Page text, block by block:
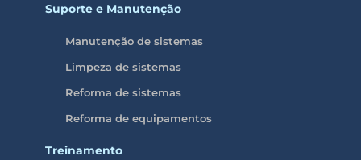
Suporte e Manutenção
Manutenção de sistemas
Limpeza de sistemas
Reforma de sistemas
Reforma de equipamentos
Treinamento